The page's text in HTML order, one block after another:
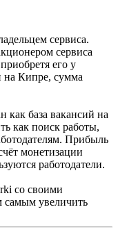
сервиса.
сервиса
его у
Кипре, сумма
как база вакансий на
как поиск работы,
Прибыль
монетизации
работодатели.
со своими
увеличить